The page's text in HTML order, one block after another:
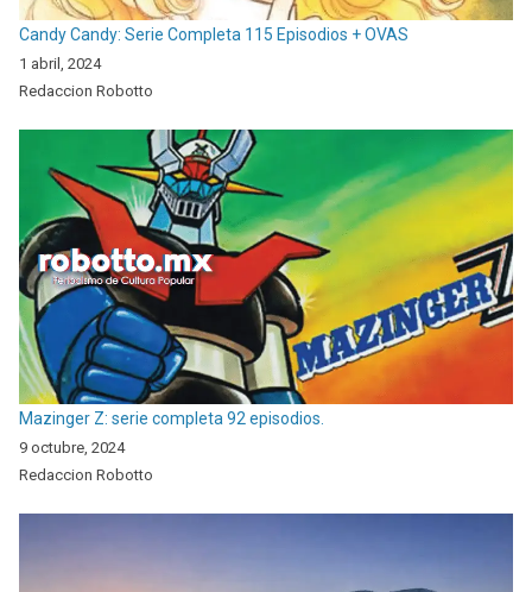
Candy Candy: Serie Completa 115 Episodios + OVAS
1 abril, 2024
Redaccion Robotto
Mazinger Z: serie completa 92 episodios.
9 octubre, 2024
Redaccion Robotto